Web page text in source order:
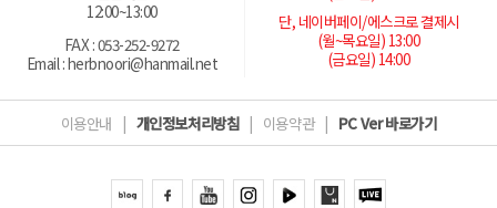
12:00~13:00
FAX : 053-252-9272
Email : herbnoori@hanmail.net
단, 네이버페이/에스크로 결제시
(월~목요일) 13:00
(금요일) 14:00
이용안내 | 개인정보처리방침 | 이용약관 | PC Ver 바로가기